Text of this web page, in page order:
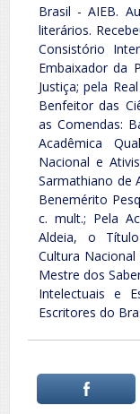
Brasil - AIEB.
literários.
Consistório
Embaixador da
Justiça; pela
Benfeitor das
as Comendas:
Acadêmica
Nacional e
Sarmathiano de
Benemérito
c. mult.; Pela
Aldeia, o
Cultura
Mestre dos
Intelectuais e
Escritores do